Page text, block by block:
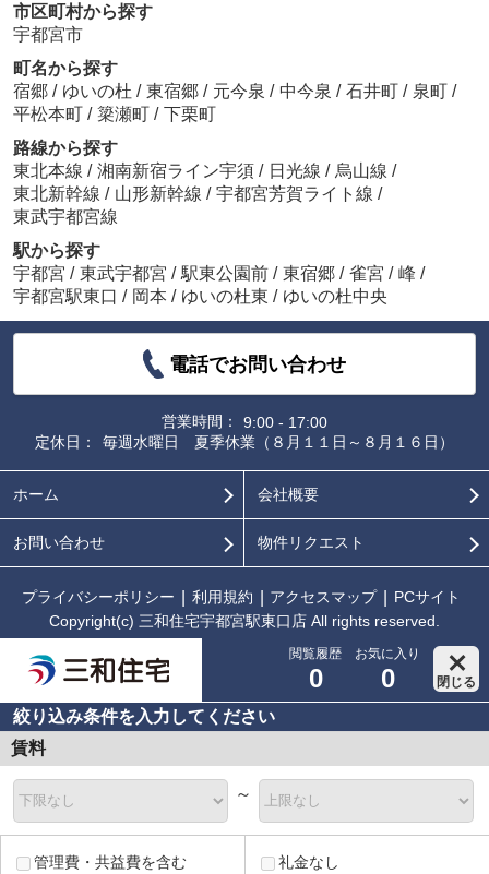
市区町村から探す
宇都宮市
町名から探す
宿郷 / ゆいの杜 / 東宿郷 / 元今泉 / 中今泉 / 石井町 / 泉町 /
平松本町 / 簗瀬町 / 下栗町
路線から探す
東北本線 / 湘南新宿ライン宇須 / 日光線 / 烏山線 /
東北新幹線 / 山形新幹線 / 宇都宮芳賀ライト線 /
東武宇都宮線
駅から探す
宇都宮 / 東武宇都宮 / 駅東公園前 / 東宿郷 / 雀宮 / 峰 /
宇都宮駅東口 / 岡本 / ゆいの杜東 / ゆいの杜中央
電話でお問い合わせ
営業時間：
9:00 - 17:00
定休日：
毎週水曜日 夏季休業（８月１１日～８月１６日）
ホーム 会社概要
お問い合わせ 物件リクエスト
プライバシーポリシー 利用規約 アクセスマップ
PCサイト
Copyright(c) 三和住宅宇都宮駅東口店 All rights reserved.
閲覧履歴
0
お気に入り
0 閉じる
絞り込み条件を入力してください
賃料
～
管理費・共益費を含む 礼金なし